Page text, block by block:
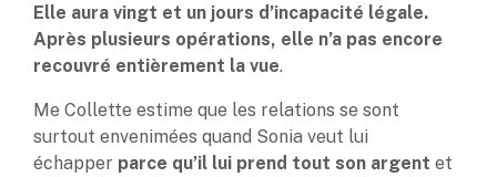
Elle aura vingt et un jours d’incapacité légale.
Après plusieurs opérations, elle n’a pas encore
recouvré entièrement la vue.
Me Collette estime que les relations se sont
surtout envenimées quand Sonia veut lui
échapperparce qu’il lui prend tout son argent et